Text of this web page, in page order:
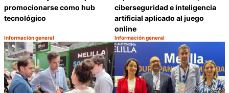
promocionarse como hub
tecnológico
Categoría:
Información general
Compartir
ciberseguridad e inteligencia
artificial aplicado al juego
online
Categoría:
Información general